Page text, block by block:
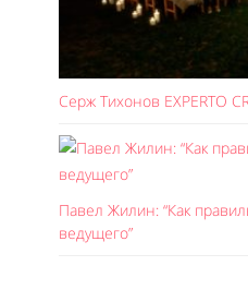
Серж Тихонов EXPERTO
Павел Жилин: “Как
ведущего”